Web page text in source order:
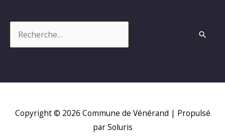
Copyright © 2026 Commune de Vénérand | Propulsé
par Soluris